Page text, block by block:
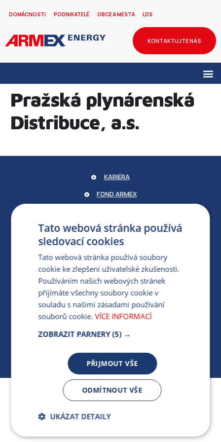
DOMÁCNOSTI PODNIKATELÉ OBCE A MĚSTA LDS
KONTAKTUJTE NÁS
Pražská plynárenská
Distribuce, a.s.
Jsme součástí skupiny ARMEX a členem Asociace
nezávislých dodavatelů energií.
KARIÉRA
FOND ARMEX
PARTNERSKÝ PORTÁL
PRO MÉDIA
MÁM DOTAZ KE STÁVAJÍCÍ SMLOUVĚ
412 154 154
PO-PÁ 7:30-17:00
Tato webová stránka používá
sledovací cookies
Tato webová stránka používá soubory
cookie ke zlepšení uživatelské zkušenosti.
Používáním našich webových stránek
přijímáte všechny soubory cookie v
souladu s našimi zásadami používání
souborů cookie. VÍCE INFORMACÍ
ZOBRAZIT PARNERY (5) →
PŘIJMOUT VŠE
ODMÍTNOUT VŠE
UKÁZAT DETAILY
Bezpodmínečně
Výkonnostní